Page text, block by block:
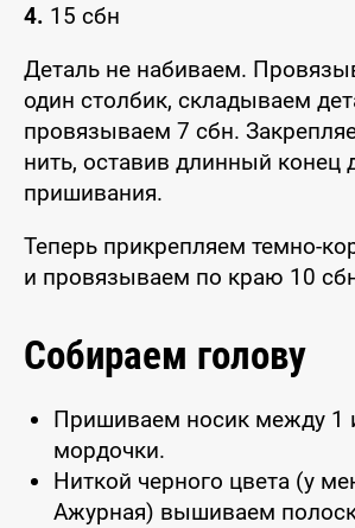
4. 15 сбн
Деталь не набиваем.
один столбик, складываем
провязываем 7 сбн.
нить, оставив длинный конец
пришивания.
Теперь прикрепляем темно-
и провязываем по краю 10
Собираем голову
Пришиваем носик между 1
мордочки.
Ниткой черного цвета (у
Ажурная) вышиваем